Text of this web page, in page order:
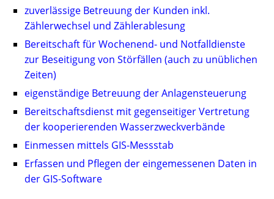
zuverlässige Betreuung der Kunden inkl.
Zählerwechsel und Zählerablesung
Bereitschaft für Wochenend- und Notfalldienste
zur Beseitigung von Störfällen (auch zu unüblichen
Zeiten)
eigenständige Betreuung der Anlagensteuerung
Bereitschaftsdienst mit gegenseitiger Vertretung
der kooperierenden Wasserzweckverbände
Einmessen mittels GIS-Messstab
Erfassen und Pflegen der eingemessenen Daten in
der GIS-Software